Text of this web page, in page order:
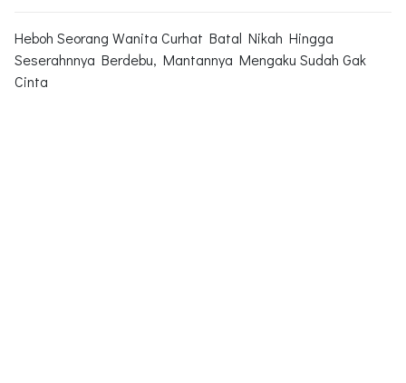
Heboh Seorang Wanita Curhat Batal Nikah Hingga
Seserahnnya Berdebu, Mantannya Mengaku Sudah Gak
Cinta